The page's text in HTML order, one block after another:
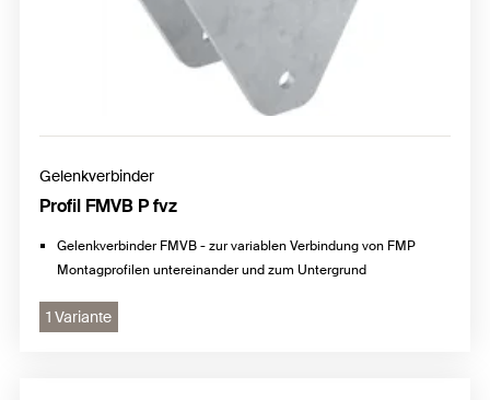
Gelenkverbinder
Profil FMVB P fvz
Gelenkverbinder FMVB - zur variablen Verbindung von FMP
Montagprofilen untereinander und zum Untergrund
1 Variante